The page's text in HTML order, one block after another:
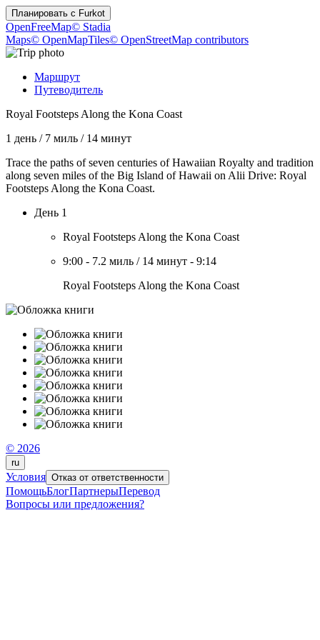
Планировать с Furkot
OpenFreeMap© Stadia
Maps© OpenMapTiles© OpenStreetMap contributors
Маршрут
Путеводитель
Royal Footsteps Along the Kona Coast
1 день / 7 миль / 14 минут
Trace the paths of seven centuries of Hawaiian Royalty and tradition
along seven miles of the Big Island of Hawaii on Alii Drive: Royal
Footsteps Along the Kona Coast.
День 1
Royal Footsteps Along the Kona Coast
9:00 - 7.2 миль / 14 минут - 9:14
Royal Footsteps Along the Kona Coast
© 2026
ru
Условия Отказ от ответственности
ПомощьБлогПартнерыПеревод
Вопросы или предложения?